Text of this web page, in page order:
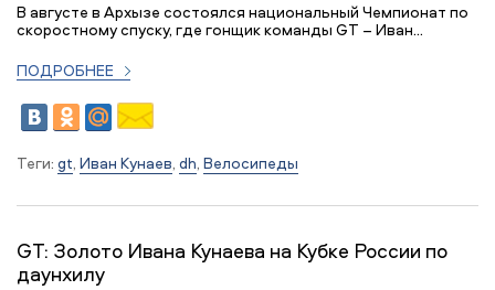
В августе в Архызе состоялся национальный Чемпионат по
скоростному спуску, где гонщик команды GT – Иван...
ПОДРОБНЕЕ
Теги: gt, Иван Кунаев, dh, Велосипеды
GT: Золото Ивана Кунаева на Кубке России по
даунхилу